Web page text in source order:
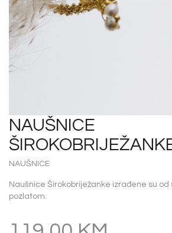
NAUŠNICE
NAUŠNICE
Naušnice Širokobriježanke izrađene su od
pozlatom.